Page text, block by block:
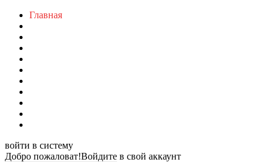
Главная
войти в систему
Добро пожаловат!Войдите в свой аккаунт